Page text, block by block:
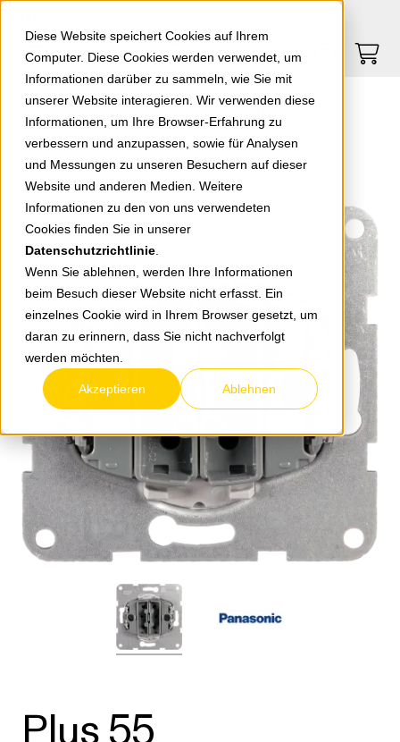
Diese Website speichert Cookies auf Ihrem
Computer. Diese Cookies werden verwendet, um
Informationen darüber zu sammeln, wie Sie mit
unserer Website interagieren. Wir verwenden diese
Informationen, um Ihre Browser-Erfahrung zu
verbessern und anzupassen, sowie für Analysen
und Messungen zu unseren Besuchern auf dieser
Website und anderen Medien. Weitere
Informationen zu den von uns verwendeten
Cookies finden Sie in unserer
Datenschutzrichtlinie
Wenn Sie ablehnen, werden Ihre Informationen
beim Besuch dieser Website nicht erfasst. Ein
einzelnes Cookie wird in Ihrem Browser gesetzt, um
daran zu erinnern, dass Sie nicht nachverfolgt
werden möchten.
Akzeptieren Ablehnen
Springe zu Hauptinhalt Springe zum Footer
0
zurück zur Übersicht
Plus 55